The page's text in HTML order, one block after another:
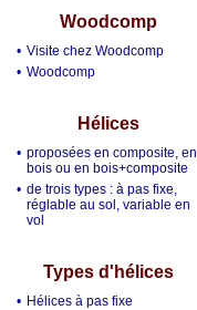
Woodcomp
• Visite chez Woodcomp
• Woodcomp
Hélices
• proposées en composite, en
bois ou en bois+composite
• de trois types : à pas fixe,
réglable au sol, variable en
vol
Types d'hélices
• Hélices à pas fixe